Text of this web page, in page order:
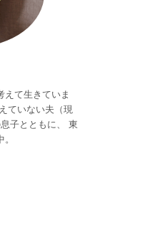
えて生きていま
ていない夫（現
子とともに、 東